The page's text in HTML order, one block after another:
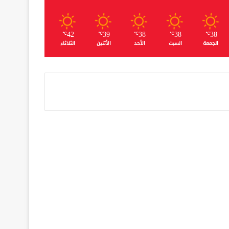
38
℃
الجمعة
38
℃
السبت
38
℃
الأحد
39
℃
الأثنين
42
℃
الثلاثاء